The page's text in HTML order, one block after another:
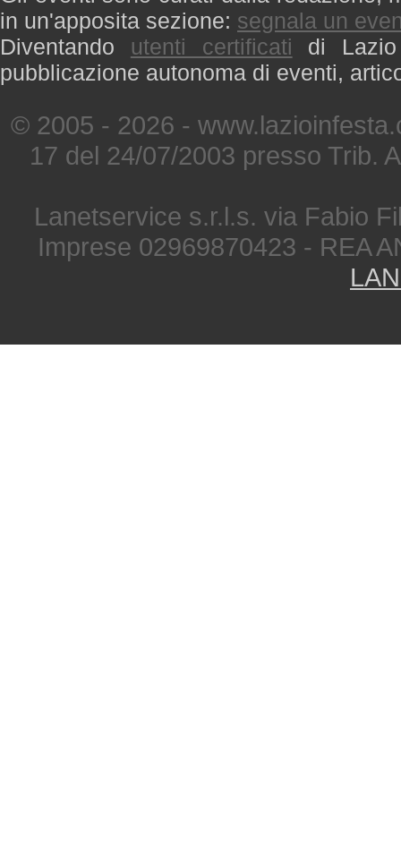
in un'apposita sezione: segnala un
Diventando utenti certificati di
pubblicazione autonoma di eventi,
© 2005 - 2026 -
17 del 24/07/2003 presso Trib.
Lanetservice s.r.l.s. via Fabio
Imprese 02969870423 - REA